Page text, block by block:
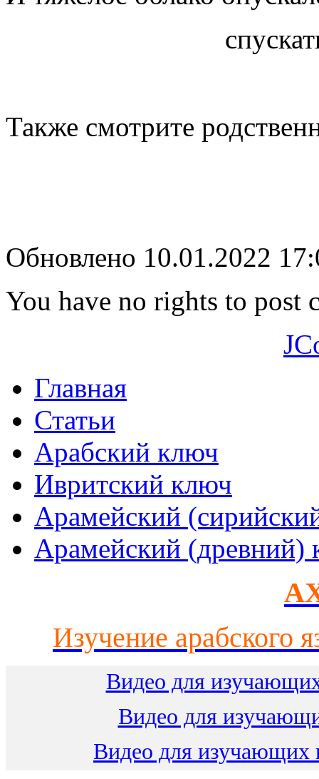
Также смотрите
Обновлено 10.01.2022
You have no rights to post
Главная
Статьи
Арабский ключ
Ивритский ключ
Арамейский
Арамейский (древний)
Изучение арабского
Видео для
Видео для
Видео для изучающих